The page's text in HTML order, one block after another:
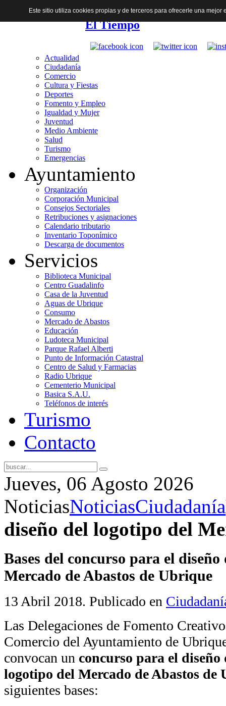
El Tiempo
Actualidad
Ciudadanía
Comercio
Cultura y Fiestas
Deportes
Fomento y Empleo
Igualdad y Mujer
Juventud
Medio Ambiente
Salud
Turismo
Emergencias
Ayuntamiento
Organización
Corporación Municipal
Consejos Sectoriales
Retribuciones y asignaciones
Calendario tributario
Inventario Toponímico
Descarga de documentos
Servicios
Biblioteca Municipal
Centro Guadalinfo
Casa de la Juventud
Aguas de Ubrique
Consumo
Mercado de Abastos
Educación
Ludoteca Municipal
Parque Rafael Alberti
Punto de Información Catastral
Centro de Salud y Farmacias
Radio Ubrique
Cementerio Municipal
Basica S.A.U.
Teléfonos de interés
Turismo
Contacto
Jueves, 06 Agosto 2026
NoticiasNoticiasCiudadanía
diseño del logotipo del
Bases del concurso para el
Mercado de Abastos de Ubrique
13 Abril 2018. Publicado en
Las Delegaciones de Fomento
Comercio del Ayuntamiento de
convocan un concurso para el diseño
logotipo del Mercado de Abastos de
siguientes bases:
Este sitio utiliza cookies propias y de terceros para ofrecerle una